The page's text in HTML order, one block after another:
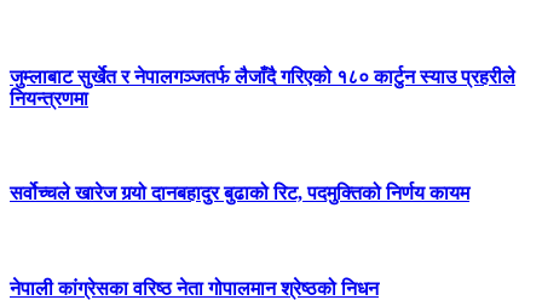
जुम्लाबाट सुर्खेत र नेपालगञ्जतर्फ लैजाँदै गरिएको १८० कार्टुन स्याउ प्रहरीले
नियन्त्रणमा
सर्वोच्चले खारेज गर्‍यो दानबहादुर बुढाको रिट, पदमुक्तिको निर्णय कायम
नेपाली कांग्रेसका वरिष्ठ नेता गोपालमान श्रेष्ठको निधन